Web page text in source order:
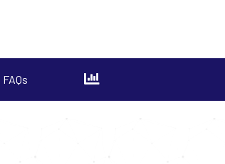
FAQs